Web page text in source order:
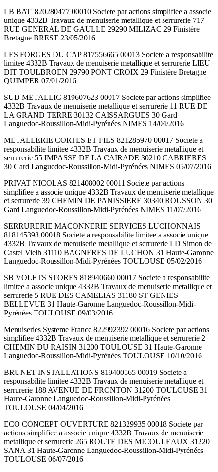
LB BAT' 820280477 00010 Societe par actions simplifiee a associe
unique 4332B Travaux de menuiserie metallique et serrurerie 717
RUE GENERAL DE GAULLE 29290 MILIZAC 29 Finistère
Bretagne BREST 23/05/2016
LES FORGES DU CAP 817556665 00013 Societe a responsabilite
limitee 4332B Travaux de menuiserie metallique et serrurerie LIEU
DIT TOULBROEN 29790 PONT CROIX 29 Finistère Bretagne
QUIMPER 07/01/2016
SUD METALLIC 819607623 00017 Societe par actions simplifiee
4332B Travaux de menuiserie metallique et serrurerie 11 RUE DE
LA GRAND TERRE 30132 CAISSARGUES 30 Gard
Languedoc-Roussillon-Midi-Pyrénées NIMES 14/04/2016
METALLERIE CORTES ET FILS 821285970 00017 Societe a
responsabilite limitee 4332B Travaux de menuiserie metallique et
serrurerie 55 IMPASSE DE LA CAIRADE 30210 CABRIERES
30 Gard Languedoc-Roussillon-Midi-Pyrénées NIMES 05/07/2016
PRIVAT NICOLAS 821408002 00011 Societe par actions
simplifiee a associe unique 4332B Travaux de menuiserie metallique
et serrurerie 39 CHEMIN DE PANISSIERE 30340 ROUSSON 30
Gard Languedoc-Roussillon-Midi-Pyrénées NIMES 11/07/2016
SERRURERIE MACONNERIE SERVICES LUCHONNAIS
818145393 00018 Societe a responsabilite limitee a associe unique
4332B Travaux de menuiserie metallique et serrurerie LD Simon de
Castel Vielh 31110 BAGNERES DE LUCHON 31 Haute-Garonne
Languedoc-Roussillon-Midi-Pyrénées TOULOUSE 05/02/2016
SB VOLETS STORES 818940660 00017 Societe a responsabilite
limitee a associe unique 4332B Travaux de menuiserie metallique et
serrurerie 5 RUE DES CAMELIAS 31180 ST GENIES
BELLEVUE 31 Haute-Garonne Languedoc-Roussillon-Midi-
Pyrénées TOULOUSE 09/03/2016
Menuiseries Systeme France 822992392 00016 Societe par actions
simplifiee 4332B Travaux de menuiserie metallique et serrurerie 2
CHEMIN DU RAISIN 31200 TOULOUSE 31 Haute-Garonne
Languedoc-Roussillon-Midi-Pyrénées TOULOUSE 10/10/2016
BRUNET INSTALLATIONS 819400565 00019 Societe a
responsabilite limitee 4332B Travaux de menuiserie metallique et
serrurerie 188 AVENUE DE FRONTON 31200 TOULOUSE 31
Haute-Garonne Languedoc-Roussillon-Midi-Pyrénées
TOULOUSE 04/04/2016
ECO CONCEPT OUVERTURE 821329935 00018 Societe par
actions simplifiee a associe unique 4332B Travaux de menuiserie
metallique et serrurerie 265 ROUTE DES MICOULEAUX 31220
SANA 31 Haute-Garonne Languedoc-Roussillon-Midi-Pyrénées
TOULOUSE 06/07/2016